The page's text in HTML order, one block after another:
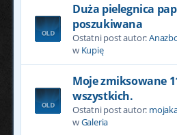
Duża pielegnica
poszukiwana
Ostatni post autor:
w Kupię
Moje zmiksowane
wszystkich.
Ostatni post autor:
wGaleria